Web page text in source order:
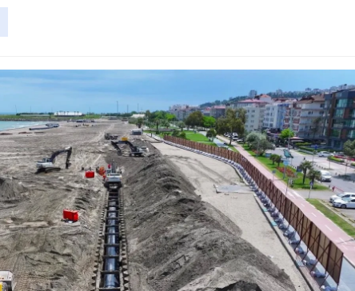
Artvin
Aydın
Balıkesir
Bilecik
Bingöl
Bitlis
Bolu